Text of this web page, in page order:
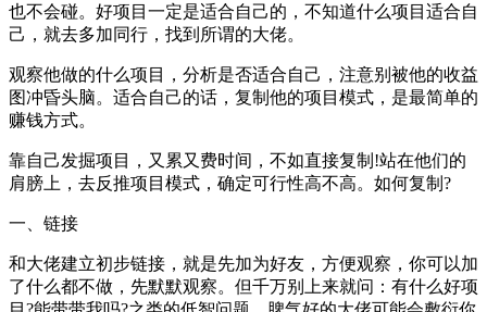
也不会碰。好项目一定是适合自己的，不知道什么项目适合自
己，就去多加同行，找到所谓的大佬。
观察他做的什么项目，分析是否适合自己，注意别被他的收益
图冲昏头脑。适合自己的话，复制他的项目模式，是最简单的
赚钱方式。
靠自己发掘项目，又累又费时间，不如直接复制!站在他们的
肩膀上，去反推项目模式，确定可行性高不高。如何复制?
一、链接
和大佬建立初步链接，就是先加为好友，方便观察，你可以加
了什么都不做，先默默观察。但千万别上来就问：有什么好项